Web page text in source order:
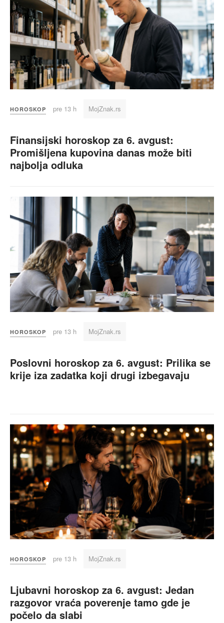
HOROSKOP pre 13 h MojZnak.rs
Finansijski horoskop za 6. avgust:
Promišljena kupovina danas može biti
najbolja odluka
HOROSKOP pre 13 h MojZnak.rs
Poslovni horoskop za 6. avgust: Prilika se
krije iza zadatka koji drugi izbegavaju
HOROSKOP pre 13 h MojZnak.rs
Ljubavni horoskop za 6. avgust: Jedan
razgovor vraća poverenje tamo gde je
počelo da slabi